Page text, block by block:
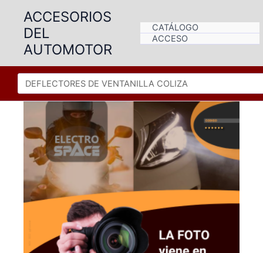
contenido
ACCESORIOS
DEL
AUTOMOTOR
CATÁLOGO
ACCESO